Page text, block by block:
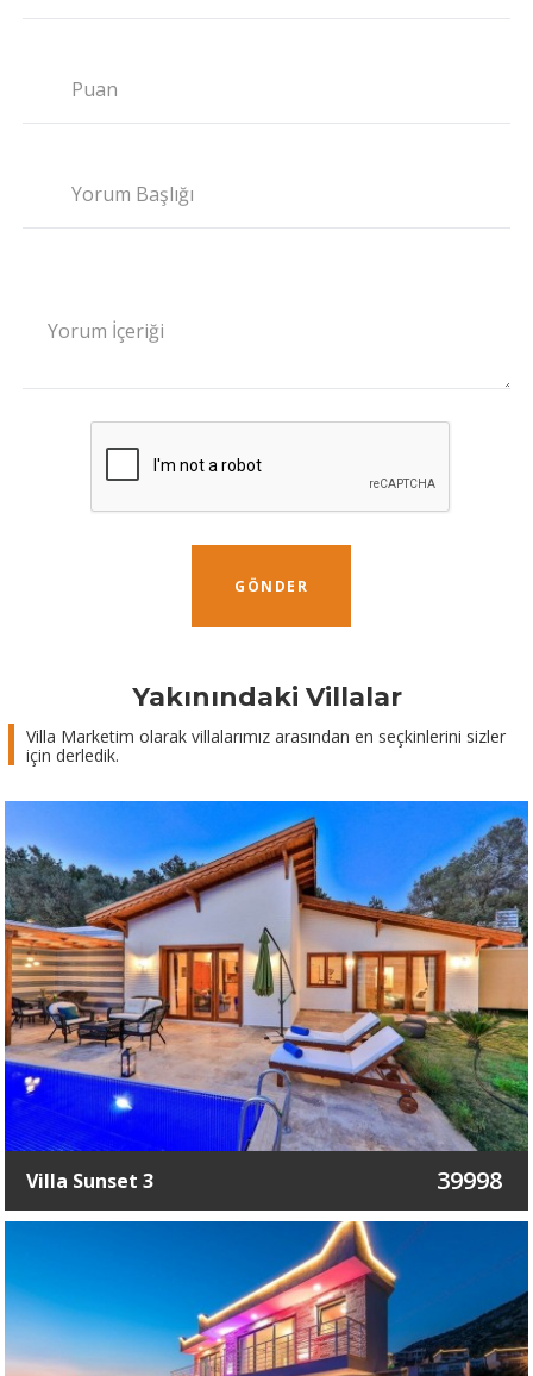
Puan
Yorum Başlığı
Yorum İçeriği
GÖNDER
Yakınındaki Villalar
Villa Marketim olarak villalarımız arasından en seçkinlerini sizler
için derledik.
Villa Sunset 3 39998